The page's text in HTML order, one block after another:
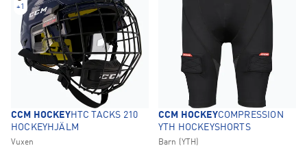
+1
CCM HOCKEYHTC TACKS 210
HOCKEYHJÄLM
Vuxen
CCM HOCKEYCOMPRESSION
YTH HOCKEYSHORTS
Barn (YTH)